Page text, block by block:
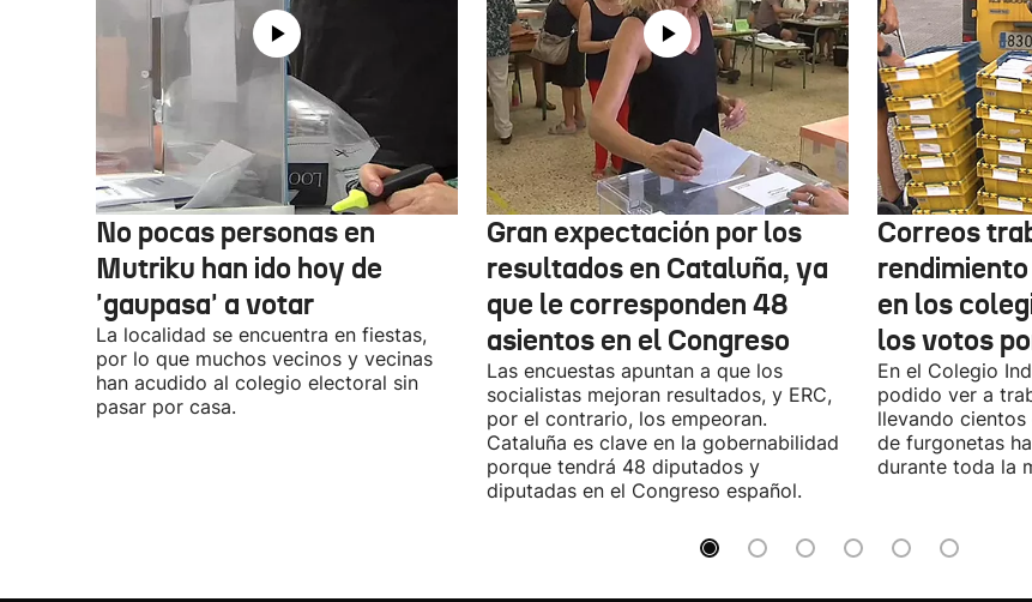
No pocas personas en
Mutriku han ido hoy de
'gaupasa' a votar
La localidad se encuentra en fiestas,
por lo que muchos vecinos y vecinas
han acudido al colegio electoral sin
pasar por casa.
Gran expectación por los
resultados en Cataluña, ya
que le corresponden 48
asientos en el Congreso
Las encuestas apuntan a que los
socialistas mejoran resultados, y ERC,
por el contrario, los empeoran.
Cataluña es clave en la gobernabilidad
porque tendrá 48 diputados y
diputadas en el Congreso español.
Correos
en los
los votos
En el Colegio
podido ver a
llevando
de furgonetas
durante toda la